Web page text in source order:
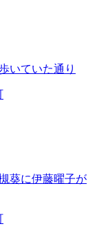
いていた通り
葵に伊藤曜子が